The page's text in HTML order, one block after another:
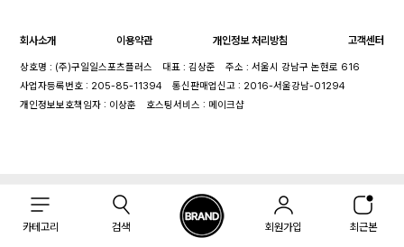
카테고리 검색 회원가입 최근본
회사소개 이용약관 개인정보 처리방침 고객센터
상호명 : (주)구일일스포츠플러스 대표 : 김상준
주소 : 서울시 강남구 논현로 616
사업자등록번호 : 205-85-11394
통신판매업신고 : 2016-서울강남-01294
개인정보보호책임자 : 이상훈
호스팅서비스 : 메이크샵